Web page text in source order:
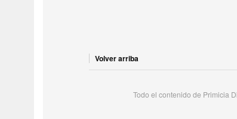
Volver arriba
Todo el contenido de Primicia